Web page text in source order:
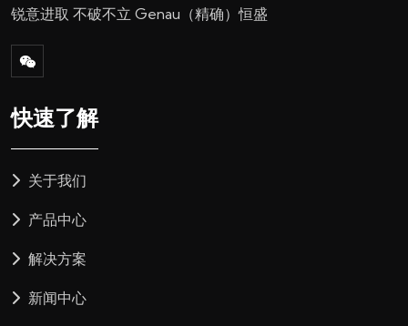
锐意进取 不破不立 Genau（精确）恒盛
快速了解
关于我们
产品中心
解决方案
新闻中心